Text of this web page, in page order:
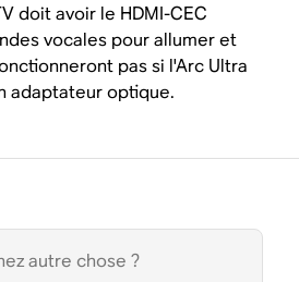
doit avoir le HDMI-CEC
vocales pour allumer et
pas si l'Arc Ultra
adaptateur optique.